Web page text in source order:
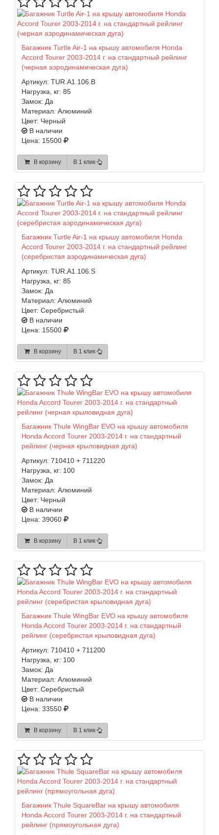
Багажник Turtle Air-1 на крышу автомобиля Honda
Accord Tourer 2003-2014 г. на стандартный рейлинг
(черная аэродинамическая дуга)
Артикул: TUR.A1.106.B
Нагрузка, кг: 85
Замок: Да
Материал: Алюминий
Цвет: Черный
В наличии
Цена: 15500
В корзину В 1 клик
Багажник Turtle Air-1 на крышу автомобиля Honda
Accord Tourer 2003-2014 г. на стандартный рейлинг
(серебристая аэродинамическая дуга)
Артикул: TUR.A1.106.S
Нагрузка, кг: 85
Замок: Да
Материал: Алюминий
Цвет: Серебристый
В наличии
Цена: 15500
В корзину В 1 клик
Багажник Thule WingBar EVO на крышу автомобиля
Honda Accord Tourer 2003-2014 г. на стандартный
рейлинг (черная крыловидная дуга)
Артикул: 710410 + 711220
Нагрузка, кг: 100
Замок: Да
Материал: Алюминий
Цвет: Черный
В наличии
Цена: 39060
В корзину В 1 клик
Багажник Thule WingBar EVO на крышу автомобиля
Honda Accord Tourer 2003-2014 г. на стандартный
рейлинг (серебристая крыловидная дуга)
Артикул: 710410 + 711200
Нагрузка, кг: 100
Замок: Да
Материал: Алюминий
Цвет: Серебристый
В наличии
Цена: 33550
В корзину В 1 клик
Багажник Thule SquareBar на крышу автомобиля
Honda Accord Tourer 2003-2014 г. на стандартный
рейлинг (прямоугольная дуга)